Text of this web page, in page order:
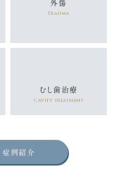
Trauma
むし歯治療
Cavity treatment
症例紹介